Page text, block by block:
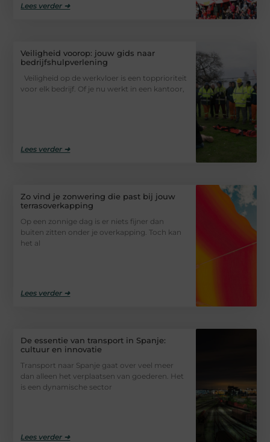
Lees verder ➜
Veiligheid voorop: jouw gids naar
bedrijfshulpverlening
Veiligheid op de werkvloer is een topprioriteit
voor elk bedrijf. Of je nu werkt in een kantoor,
Lees verder ➜
Zo vind je zonwering die past bij jouw
terrasoverkapping
Op een zonnige dag is er niets fijner dan
buiten zitten onder je overkapping. Toch kan
het al
Lees verder ➜
De essentie van transport in Spanje:
cultuur en innovatie
Transport naar Spanje gaat over veel meer
dan alleen het verplaatsen van goederen. Het
is een dynamische sector
Lees verder ➜